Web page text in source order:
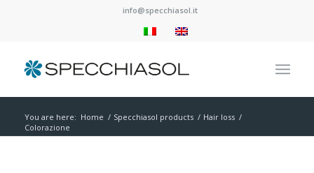
info@specchiasol.it
You are here: Home / Specchiasol products / Hair loss /
Colorazione